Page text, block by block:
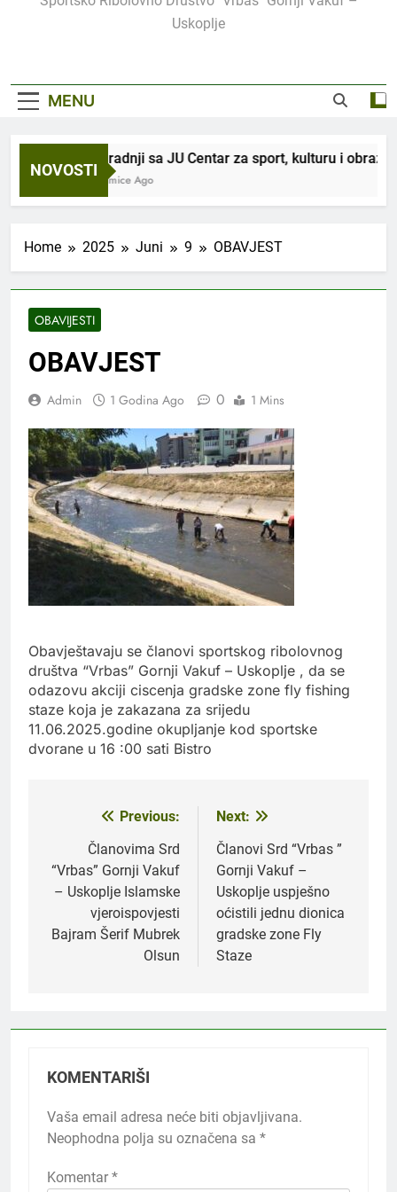
Uskoplje
MENU
NOVOSTI
U saradnji sa JU Centar za sport, kulturu i
2 Sedmice Ago
Home 2025 Juni 9 OBAVJEST
OBAVIJESTI
OBAVJEST
Admin 1 Godina Ago 0 1 Mins
Obavještavaju se članovi sportskog ribolovnog
društva “Vrbas” Gornji Vakuf – Uskoplje , da se
odazovu akciji ciscenja gradske zone fly fishing
staze koja je zakazana za srijedu
11.06.2025.godine okupljanje kod sportske
dvorane u 16 :00 sati Bistro
Navigacija
članaka
Previous:
Članovima Srd
“Vrbas” Gornji Vakuf
– Uskoplje Islamske
vjeroispovjesti
Bajram Šerif Mubrek
Olsun
Next:
Članovi Srd “Vrbas ”
Gornji Vakuf –
Uskoplje uspješno
oćistili jednu dionica
gradske zone Fly
Staze
KOMENTARIŠI
Vaša email adresa neće biti objavljivana.
Neophodna polja su označena sa *
Komentar *